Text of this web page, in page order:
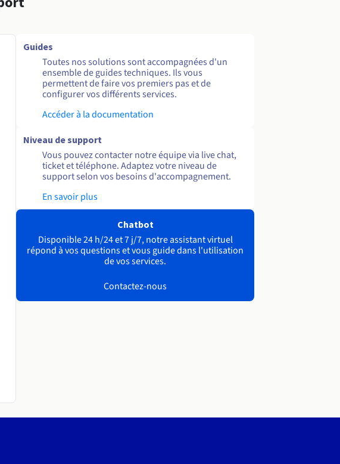
Guides
Toutes nos solutions sont accompagnées d'un
ensemble de guides techniques. Ils vous
permettent de faire vos premiers pas et de
configurer vos différents services.
Accéder à la documentation
Niveau de support
Vous pouvez contacter notre équipe via live chat,
ticket et téléphone. Adaptez votre niveau de
support selon vos besoins d'accompagnement.
En savoir plus
Chatbot
Disponible 24 h/24 et 7 j/7, notre assistant virtuel
répond à vos questions et vous guide dans l'utilisation
de vos services.
Contactez-nous